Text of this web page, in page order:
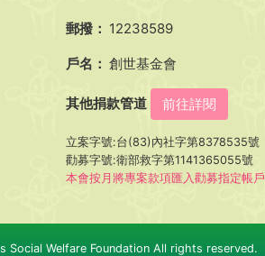
郵撥： 12238589
戶名： 創世基金會
其他捐款管道 前往詳閱
立案字號:台(83)內社字第8378535號
勸募字號:衛部救字第1141365055號
本會按月將專案款項匯入勸募指定帳戶
Social Welfare Foundation All rights reserved.